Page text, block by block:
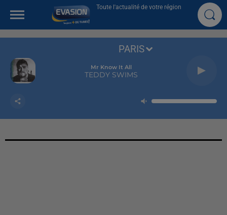
Toute l'actualité de votre région
Mr Know It All
TEDDY SWIMS
PARIS